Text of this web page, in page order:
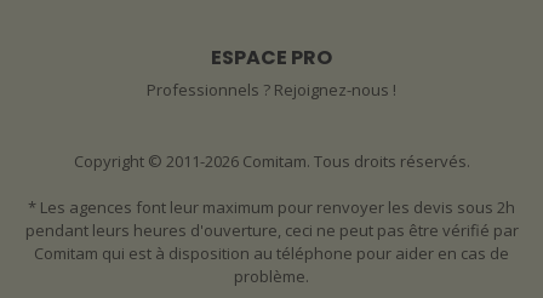
ESPACE PRO
Professionnels ? Rejoignez-nous !
Copyright © 2011-2026 Comitam. Tous droits réservés.
* Les agences font leur maximum pour renvoyer les devis sous 2h
pendant leurs heures d'ouverture, ceci ne peut pas être vérifié par
Comitam qui est à disposition au téléphone pour aider en cas de
problème.